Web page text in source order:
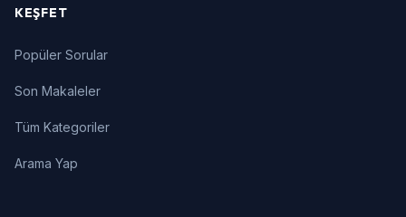
KEŞFET
Popüler Sorular
Son Makaleler
Tüm Kategoriler
Arama Yap